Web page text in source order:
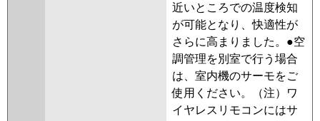
近いところでの温度検知
が可能となり、快適性が
さらに高まりました。●空
調管理を別室で行う場合
は、室内機のサーモをご
使用ください。（注）ワ
イヤレスリモコンにはサ